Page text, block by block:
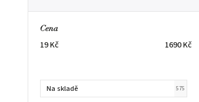
Cena
19Kč 1690Kč
Na skladě 575